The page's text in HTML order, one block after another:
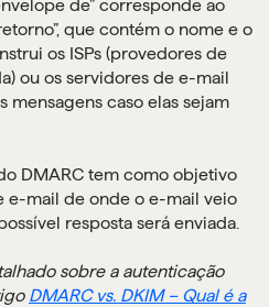
de” corresponde ao
que contém o nome e o
os ISPs (provedores de
ou os servidores de e-mail
mensagens caso elas sejam
DMARC tem como objetivo
e-mail de onde o e-mail veio
resposta será enviada.
sobre a autenticação
DMARC vs. DKIM – Qual é a